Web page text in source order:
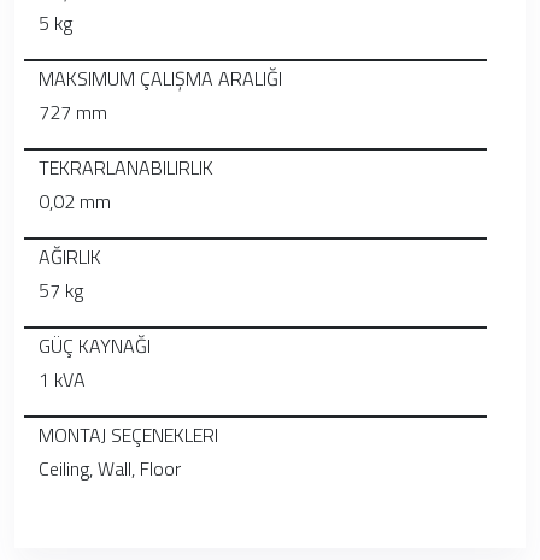
5 kg
MAKSIMUM ÇALIŞMA ARALIĞI
727 mm
TEKRARLANABILIRLIK
0,02 mm
AĞIRLIK
57 kg
GÜÇ KAYNAĞI
1 kVA
MONTAJ SEÇENEKLERI
Ceiling, Wall, Floor